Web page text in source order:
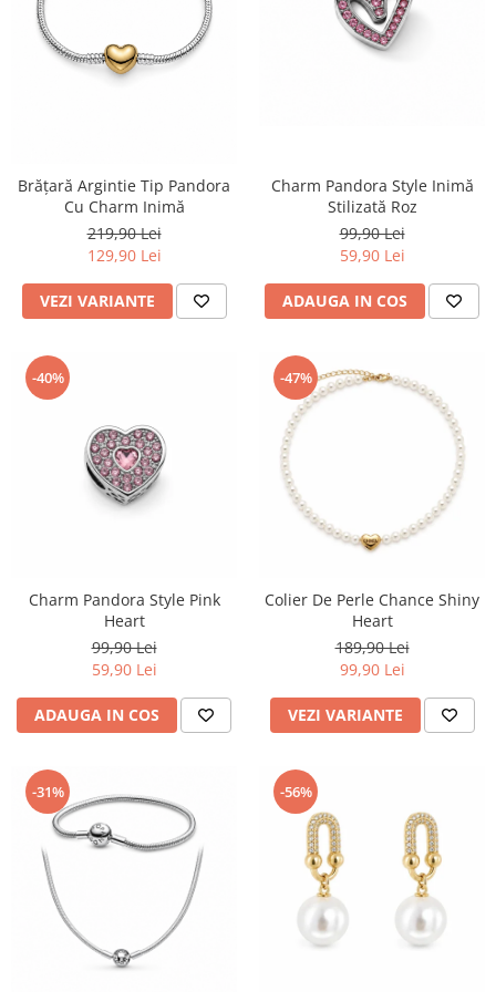
Brățară Argintie Tip Pandora
Cu Charm Inimă
219,90 Lei
129,90 Lei
VEZI VARIANTE
Charm Pandora Style Inimă
Stilizată Roz
99,90 Lei
59,90 Lei
ADAUGA IN COS
-40%
Charm Pandora Style Pink
Heart
99,90 Lei
59,90 Lei
ADAUGA IN COS
-47%
Colier De Perle Chance Shiny
Heart
189,90 Lei
99,90 Lei
VEZI VARIANTE
-31% -56%